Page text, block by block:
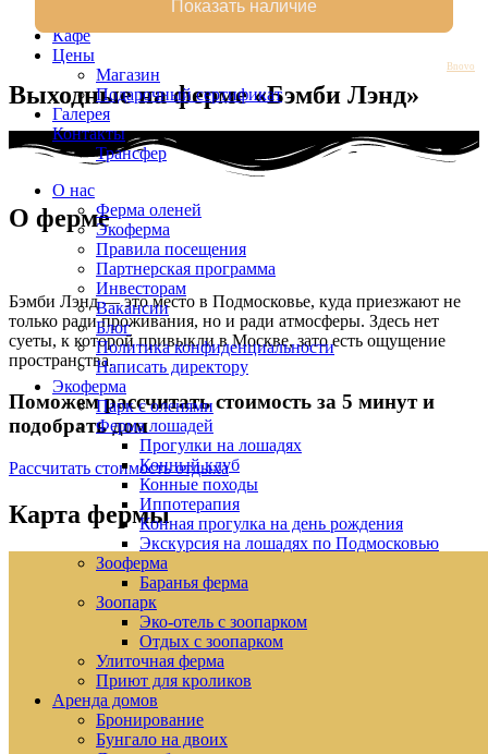
Семейная турбаза Бэмби Лэнд
Кафе
Цены
Магазин
Подарочный сертификат
Галерея
Контакты
Трансфер
О нас
Ферма оленей
Экоферма
Правила посещения
Партнерская программа
Инвесторам
Вакансии
Блог
Политика конфиденциальности
Написать директору
Экоферма
Парк с оленями
Ферма лошадей
Прогулки на лошадях
Конный клуб
Конные походы
Иппотерапия
Конная прогулка на день рождения
Экскурсия на лошадях по Подмосковью
Зооферма
Баранья ферма
Зоопарк
Эко-отель с зоопарком
Отдых с зоопарком
Улиточная ферма
Приют для кроликов
Аренда домов
Бронирование
Бунгало на двоих
Bnovo
Выходные на ферме «Бэмби Лэнд»
О ферме
Бэмби Лэнд — это место в Подмосковье, куда приезжают не
только ради проживания, но и ради атмосферы. Здесь нет
суеты, к которой привыкли в Москве, зато есть ощущение
пространства.
Поможем рассчитать стоимость за 5 минут и
подобрать дом
Рассчитать стоимость отдыха
Карта фермы